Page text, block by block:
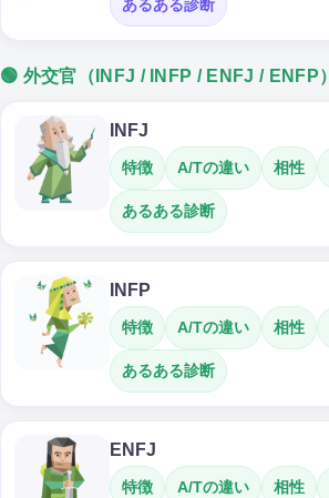
あるある診断
🟢 外交官（INFJ / INFP / ENFJ / ENFP）
INFJ
特徴 A/Tの違い 相性
あるある診断
INFP
特徴 A/Tの違い 相性
あるある診断
ENFJ
特徴 A/Tの違い 相性